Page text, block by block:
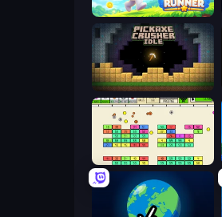
Idle Clicker Runner
Pickaxe Crusher Idle
Idle Breakout